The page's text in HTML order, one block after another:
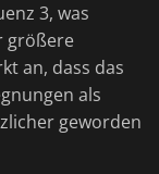
3, was
größere
an, dass das
als
geworden